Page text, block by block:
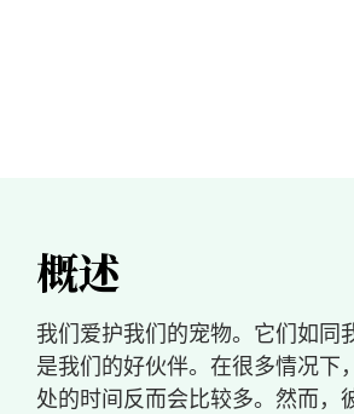
概述
我们爱护我们的宠物。它们如同
是我们的好伙伴。在很多情况下
处的时间反而会比较多。然而，